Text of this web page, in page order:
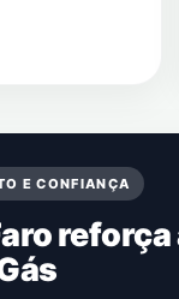
E CONFIANÇA